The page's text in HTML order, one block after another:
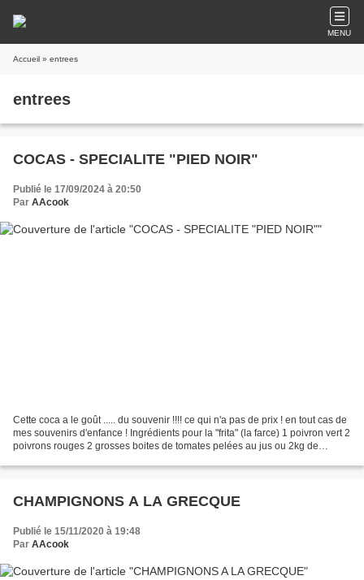
MENU
Accueil » entrees
entrees
COCAS - SPECIALITE "PIED NOIR"
Publié le 17/09/2024 à 20:50
Par AAcook
Cette coca a le goût ..... du souvenir !!!! ce qui n'a pas de prix ! en tout cas de
mes souvenirs d'enfance ! Ingrédients pour la "frita" (la farce) 1 poivron vert 2
poivrons rouges 2 grosses boites de tomates pelées au jus ou 2kg de
CHAMPIGNONS A LA GRECQUE
Publié le 15/11/2020 à 19:48
Par AAcook